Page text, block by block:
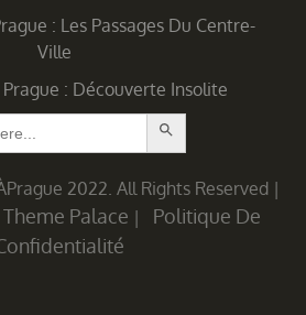
: Les Passages Du Centre-
Ville
: Découverte Insolite
Search Button
2022. All Rights Reserved |
Theme Palace |
Politique De